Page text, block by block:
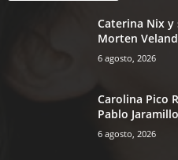
Caterina Nix y
Morten
6 agosto, 2026
Carolina Pico
Pablo
6 agosto, 2026